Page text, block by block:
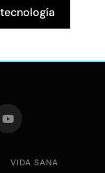
tecnología
VIDA SANA